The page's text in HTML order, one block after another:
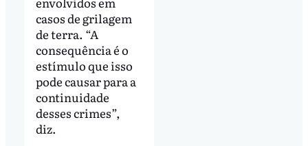
casos de grilagem
de terra. “A
consequência é o
estímulo que isso
pode causar para a
continuidade
desses crimes”,
diz.